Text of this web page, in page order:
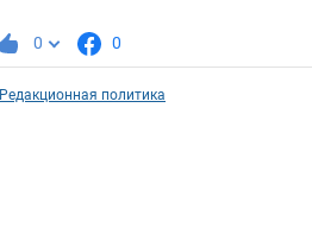
0 0
Редакционная политика